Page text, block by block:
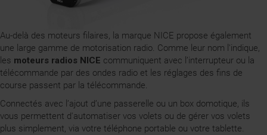
Au-delà des moteurs filaires, la marque NICE propose également
une large gamme de motorisation radio. Comme leur nom l'indique,
les moteurs radios NICE communiquent avec l’interrupteur ou la
télécommande par des ondes radio et les réglages des fins de
course passent par la télécommande.
Connectés avec l’ajout d’une passerelle ou un box domotique, ils
vous permettent d'automatiser vos volets ou de gérer vos volets
plus simplement, via votre téléphone portable ou votre tablette.